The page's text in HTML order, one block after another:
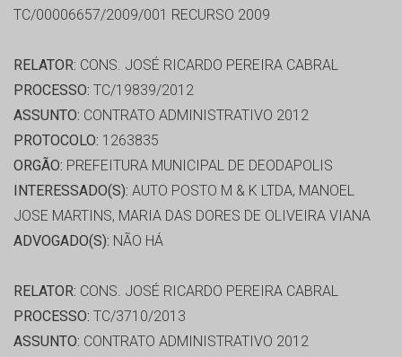
TC/00006657/2009/001 RECURSO 2009
RELATOR: CONS. JOSÉ RICARDO PEREIRA CABRAL
PROCESSO: TC/19839/2012
ASSUNTO: CONTRATO ADMINISTRATIVO 2012
PROTOCOLO: 1263835
ORGÃO: PREFEITURA MUNICIPAL DE DEODAPOLIS
INTERESSADO(S): AUTO POSTO M & K LTDA, MANOEL
JOSE MARTINS, MARIA DAS DORES DE OLIVEIRA VIANA
ADVOGADO(S): NÃO HÁ
RELATOR: CONS. JOSÉ RICARDO PEREIRA CABRAL
PROCESSO: TC/3710/2013
ASSUNTO: CONTRATO ADMINISTRATIVO 2012